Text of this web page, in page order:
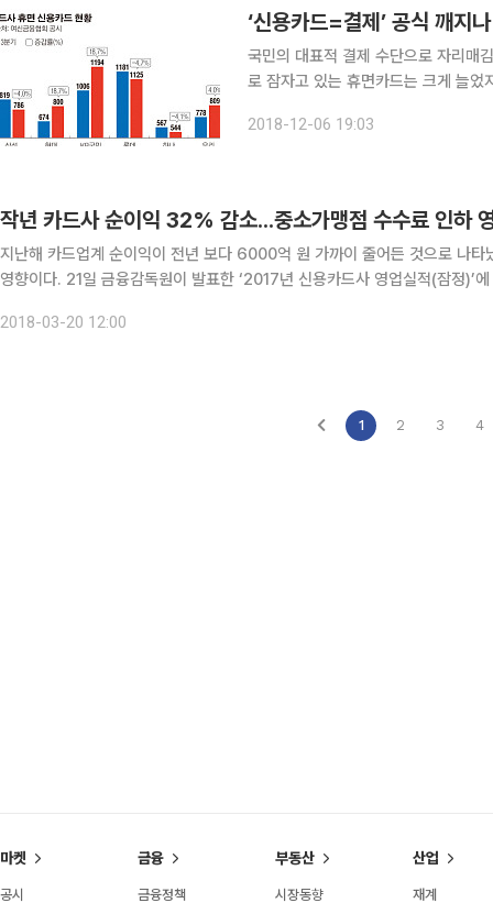
‘신용카드=결제’ 공식 깨지나
국민의 대표적 결제 수단으로 자리매
로 잠자고 있는 휴면카드는 크게 늘
2018-12-06 19:03
작년 카드사 순이익 32% 감소...중소가맹점 수수료 인하
지난해 카드업계 순이익이 전년 보다 6000억 원 가까이 줄어든 것으로 나
영향이다. 21일 금융감독원이 발표한 ‘2017년 신용카드사 영업실적(잠정)’에 따르면 8개 전업카드사의 지난해 순이익은 1조2268억 원으
2018-03-20 12:00
1 2 3 4
마켓
공시
금융
금융정책
부동산
시장동향
산업
재계